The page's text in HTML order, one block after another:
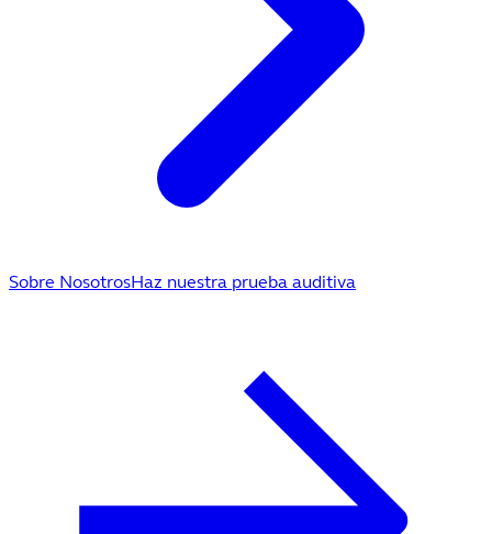
Sobre NosotrosHaz nuestra prueba auditiva